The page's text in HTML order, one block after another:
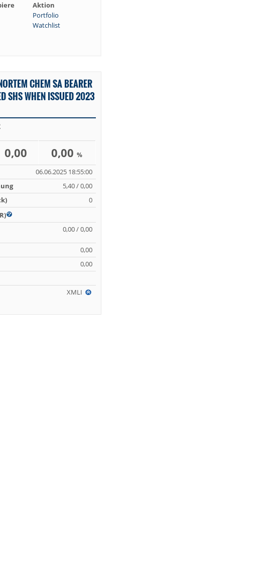
Aktion
Portfolio
Watchlist
CHEM SA BEARER
SHS WHEN ISSUED 2023
0,00 0,00%
06.06.2025 18:55:00
5,40 / 0,00
0
0,00 / 0,00
0,00
0,00
XMLI